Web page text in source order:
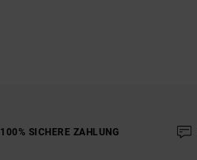
100% SICHERE ZAHLUNG